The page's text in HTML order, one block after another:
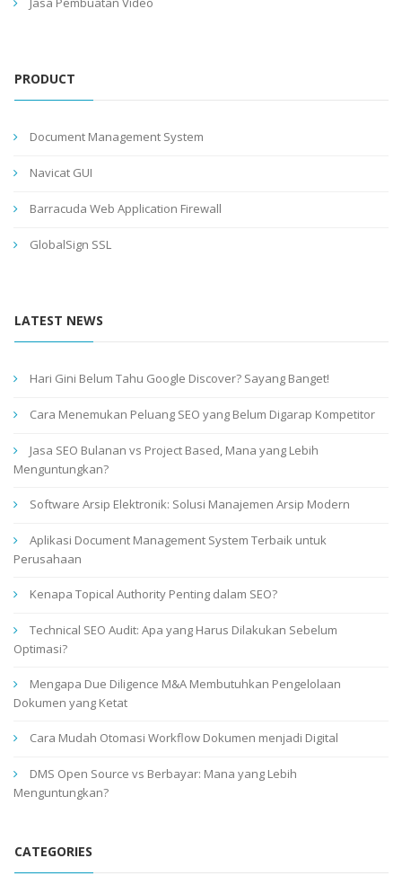
PRODUCT
Document Management System
Navicat GUI
Barracuda Web Application Firewall
GlobalSign SSL
LATEST NEWS
Hari Gini Belum Tahu Google Discover? Sayang Banget!
Cara Menemukan Peluang SEO yang Belum Digarap Kompetitor
Jasa SEO Bulanan vs Project Based, Mana yang Lebih
Menguntungkan?
Software Arsip Elektronik: Solusi Manajemen Arsip Modern
Aplikasi Document Management System Terbaik untuk
Perusahaan
Kenapa Topical Authority Penting dalam SEO?
Technical SEO Audit: Apa yang Harus Dilakukan Sebelum
Optimasi?
Mengapa Due Diligence M&A Membutuhkan Pengelolaan
Dokumen yang Ketat
Cara Mudah Otomasi Workflow Dokumen menjadi Digital
DMS Open Source vs Berbayar: Mana yang Lebih
Menguntungkan?
CATEGORIES